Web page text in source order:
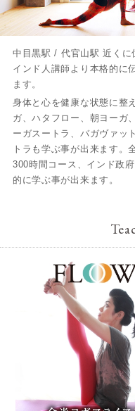
中目黒駅 / 代官山駅 近くに
インド人講師より本格的に
ます。
身体と心を健康な状態に整
ガ、ハタフロー、朝ヨーガ
ーガスートラ、バガヴァッ
トラも学ぶ事が出来ます。
300時間コース、インド政
的に学ぶ事が出来ます。